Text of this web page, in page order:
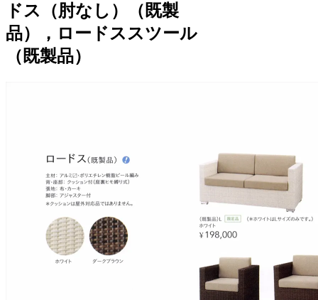
ドス（肘なし）（既製
品），ロードススツール
（既製品）